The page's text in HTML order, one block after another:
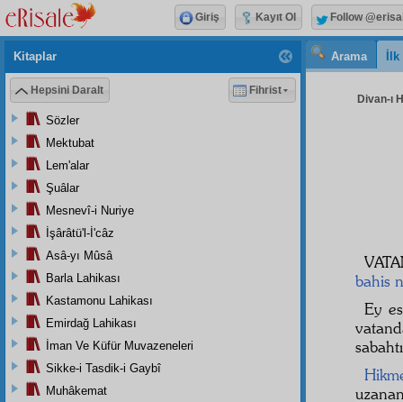
Arama
Divan-ı
bahis
Ey
Kitaplar
Hepsini Daralt Fihrist
Sözler
Mektubat
Lem'alar
Şuâlar
Mesnevî-i Nuriye
İşârâtü'l-İ'câz
Asâ-yı Mûsâ
Barla Lahikası
Kastamonu Lahikası
Emirdağ Lahikası
İman Ve Küfür Muvazeneleri
Sikke-i Tasdik-i Gaybî
Muhâkemat
Giriş Kayıt Ol Follow